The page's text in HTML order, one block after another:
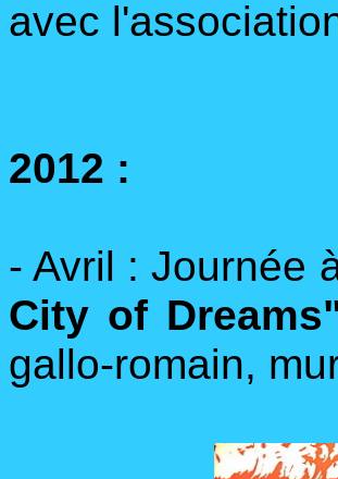
avec
2012 :
- Avril : Journée
City of
gallo-romain,